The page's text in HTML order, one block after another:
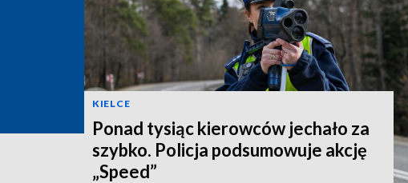
KIELCE
Ponad tysiąc kierowców jechało za
szybko. Policja podsumowuje akcję
„Speed”